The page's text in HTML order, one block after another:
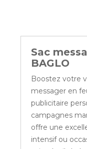
Sac
BAGLO
Boostez votre
messager en
publicitaire
campagnes
offre une
intensif ou